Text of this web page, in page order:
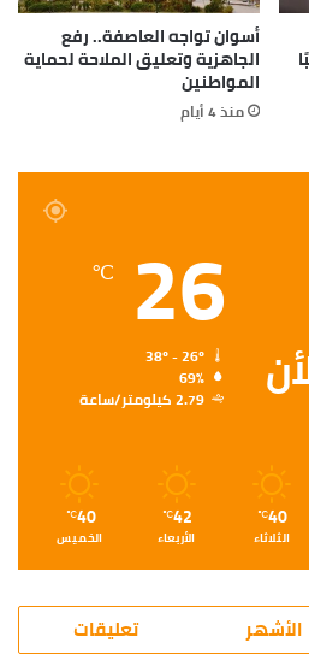
أسوان تواجه العاصفة.. رفع
الجاهزية وتعليق الملاحة لحماية
المواطنين
منذ 4 أيام
26
℃
69%
2.79 كيلومتر/ساعة
40
℃
الثلاثاء
42
℃
الأربعاء
40
℃
الخميس
الأشهر تعليقات